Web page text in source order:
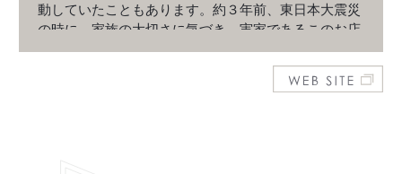
動していたこともあります。約３年前、東日本大震災
の時に 家族の大切さに気づき、実家であるこのお店
を継ぐためにもどってまいりました。
その時経験した、漢方、自然薬で運動なしで４ヶ月で
－１０．７㎏痩せた経験を生かし、今は生活習慣病や